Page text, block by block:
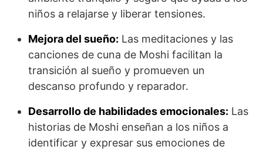
niños a relajarse y liberar tensiones.
Mejora del sueño: Las meditaciones y las
canciones de cuna de Moshi facilitan la
transición al sueño y promueven un
descanso profundo y reparador.
Desarrollo de habilidades emocionales: Las
historias de Moshi enseñan a los niños a
identificar y expresar sus emociones de